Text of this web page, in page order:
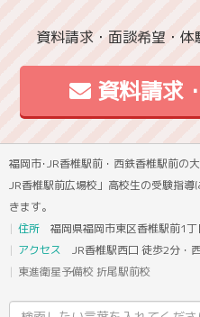
資料請求・面談希望・体
資料請求
福岡市･JR香椎駅前・西鉄香椎駅前の
JR香椎駅前広場校」高校生の受験指
きます。
住所 福岡県福岡市東区香椎駅前1
アクセス JR香椎駅西口 徒歩2分・
東進衛星予備校 折尾駅前校